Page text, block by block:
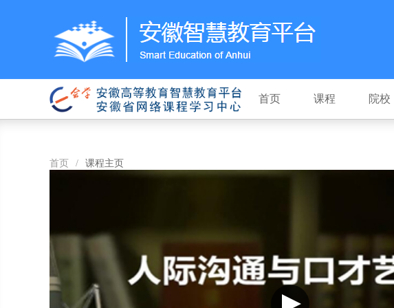
首页 课程 院校
首页 / 课程主页